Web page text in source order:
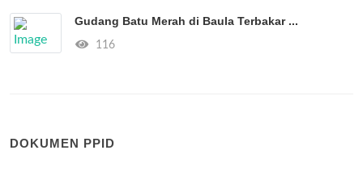
Gudang Batu Merah di Baula Terbakar ...
116
DOKUMEN PPID